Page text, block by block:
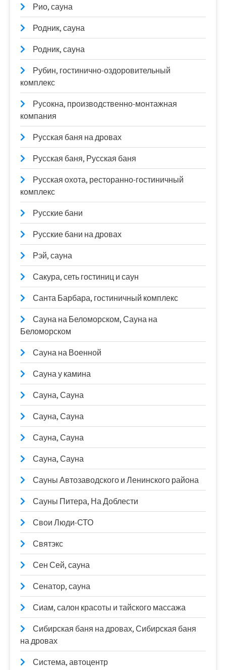
Рио, сауна
Родник, сауна
Родник, сауна
Рубин, гостинично-оздоровительный
комплекс
Русокна, производственно-монтажная
компания
Русская баня на дровах
Русская баня, Русская баня
Русская охота, ресторанно-гостиничный
комплекс
Русские бани
Русские бани на дровах
Рэй, сауна
Сакура, сеть гостиниц и саун
Санта Барбара, гостиничный комплекс
Сауна на Беломорском, Сауна на
Беломорском
Сауна на Военной
Сауна у камина
Сауна, Сауна
Сауна, Сауна
Сауна, Сауна
Сауна, Сауна
Сауны Автозаводского и Ленинского района
Сауны Питера, На Доблести
Свои Люди-СТО
Святэкс
Сен Сей, сауна
Сенатор, сауна
Сиам, салон красоты и тайского массажа
Сибирская баня на дровах, Сибирская баня
на дровах
Система, автоцентр